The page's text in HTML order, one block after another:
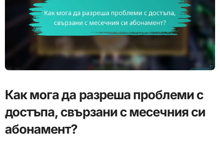
Как мога да разреша проблеми с
достъпа, свързани с месечния си
абонамент?